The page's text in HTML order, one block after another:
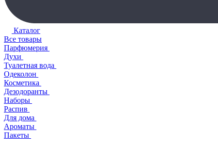
Каталог
Все товары
Парфюмерия
Духи
Туалетная вода
Одеколон
Косметика
Дезодоранты
Наборы
Распив
Для дома
Ароматы
Пакеты